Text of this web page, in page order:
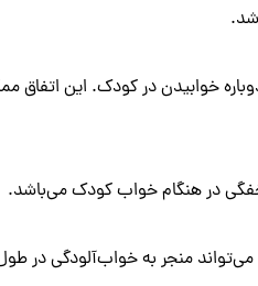
خوابیدن در کودک. این اتفاق
در هنگام خواب کودک می‌باشد.
منجر به خواب‌آلودگی در